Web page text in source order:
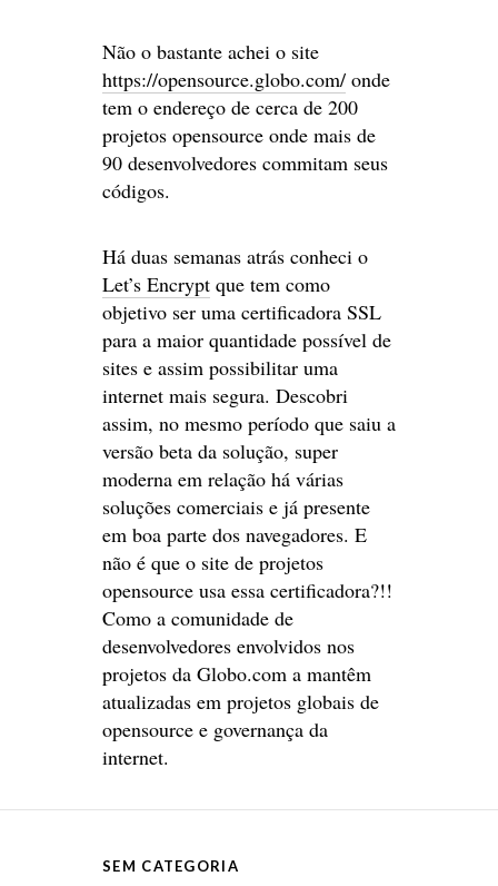
Não o bastante achei o site
https://opensource.globo.com/ onde
tem o endereço de cerca de 200
projetos opensource onde mais de
90 desenvolvedores commitam seus
códigos.
Há duas semanas atrás conheci o
Let’s Encrypt que tem como
objetivo ser uma certificadora SSL
para a maior quantidade possível de
sites e assim possibilitar uma
internet mais segura. Descobri
assim, no mesmo período que saiu a
versão beta da solução, super
moderna em relação há várias
soluções comerciais e já presente
em boa parte dos navegadores. E
não é que o site de projetos
opensource usa essa certificadora?!!
Como a comunidade de
desenvolvedores envolvidos nos
projetos da Globo.com a mantêm
atualizadas em projetos globais de
opensource e governança da
internet.
SEM CATEGORIA